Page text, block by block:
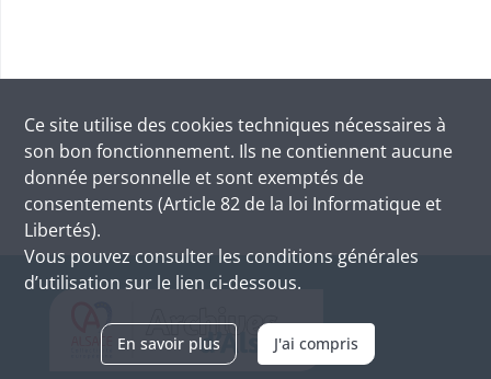
Ce site utilise des cookies techniques nécessaires à
son bon fonctionnement. Ils ne contiennent aucune
donnée personnelle et sont exemptés de
consentements (Article 82 de la loi Informatique et
Libertés).
Vous pouvez consulter les conditions générales
d’utilisation sur le lien ci-dessous.
En savoir plus J'ai compris